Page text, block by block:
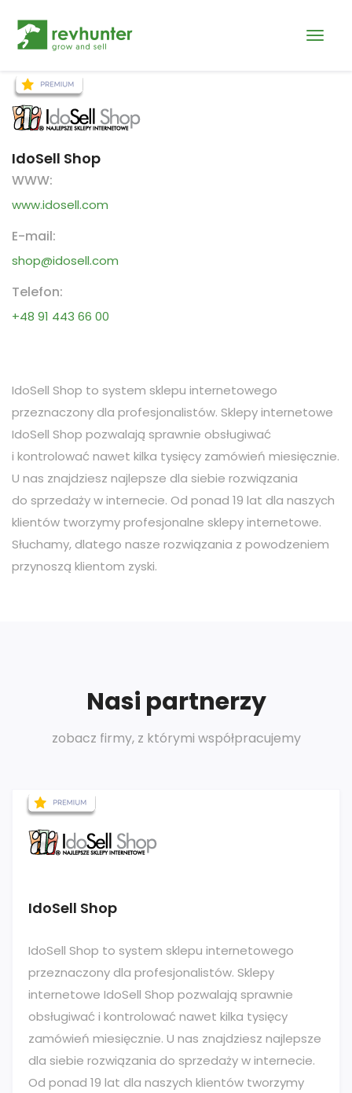
IdoSell Shop
WWW:
www.idosell.com
E-mail:
shop@idosell.com
Telefon:
+48 91 443 66 00
IdoSell Shop to system sklepu internetowego
przeznaczony dla profesjonalistów. Sklepy internetowe
IdoSell Shop pozwalają sprawnie obsługiwać
i kontrolować nawet kilka tysięcy zamówień miesięcznie.
U nas znajdziesz najlepsze dla siebie rozwiązania
do sprzedaży w internecie. Od ponad 19 lat dla naszych
klientów tworzymy profesjonalne sklepy internetowe.
Słuchamy, dlatego nasze rozwiązania z powodzeniem
przynoszą klientom zyski.
Nasi partnerzy
zobacz firmy, z którymi współpracujemy
IdoSell Shop
IdoSell Shop to system sklepu internetowego
przeznaczony dla profesjonalistów. Sklepy
internetowe IdoSell Shop pozwalają sprawnie
obsługiwać i kontrolować nawet kilka tysięcy
zamówień miesięcznie. U nas znajdziesz najlepsze
dla siebie rozwiązania do sprzedaży w internecie.
Od ponad 19 lat dla naszych klientów tworzymy